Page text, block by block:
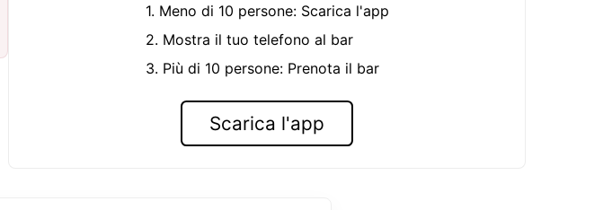
1. Meno di 10 persone: Scarica l'app
2. Mostra il tuo telefono al bar
3. Più di 10 persone: Prenota il bar
Scarica l'app